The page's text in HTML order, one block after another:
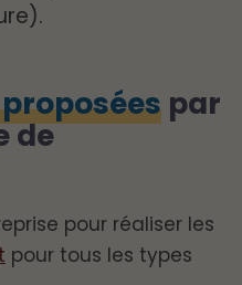
par
de
pour réaliser les
pour tous les types